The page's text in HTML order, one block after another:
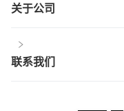
关于公司
联系我们